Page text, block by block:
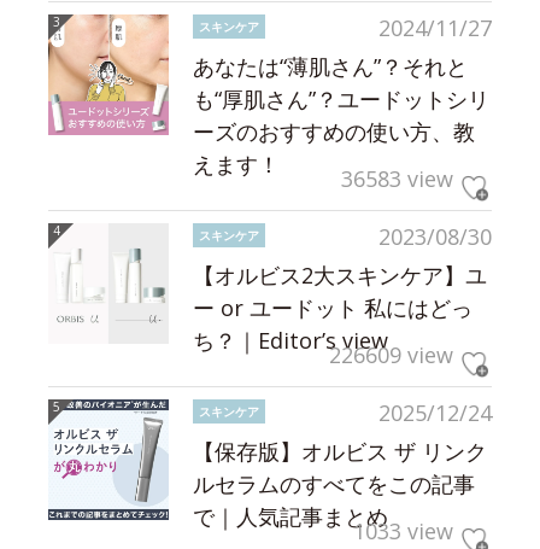
2024/11/27
スキンケア
あなたは“薄肌さん”？それと
も“厚肌さん”？ユードットシリ
ーズのおすすめの使い方、教
えます！
36583 view
2023/08/30
スキンケア
【オルビス2大スキンケア】ユ
ー or ユードット 私にはどっ
ち？｜Editor’s view226609 view
2025/12/24
スキンケア
【保存版】オルビス ザ リンク
ルセラムのすべてをこの記事
で｜人気記事まとめ1033 view